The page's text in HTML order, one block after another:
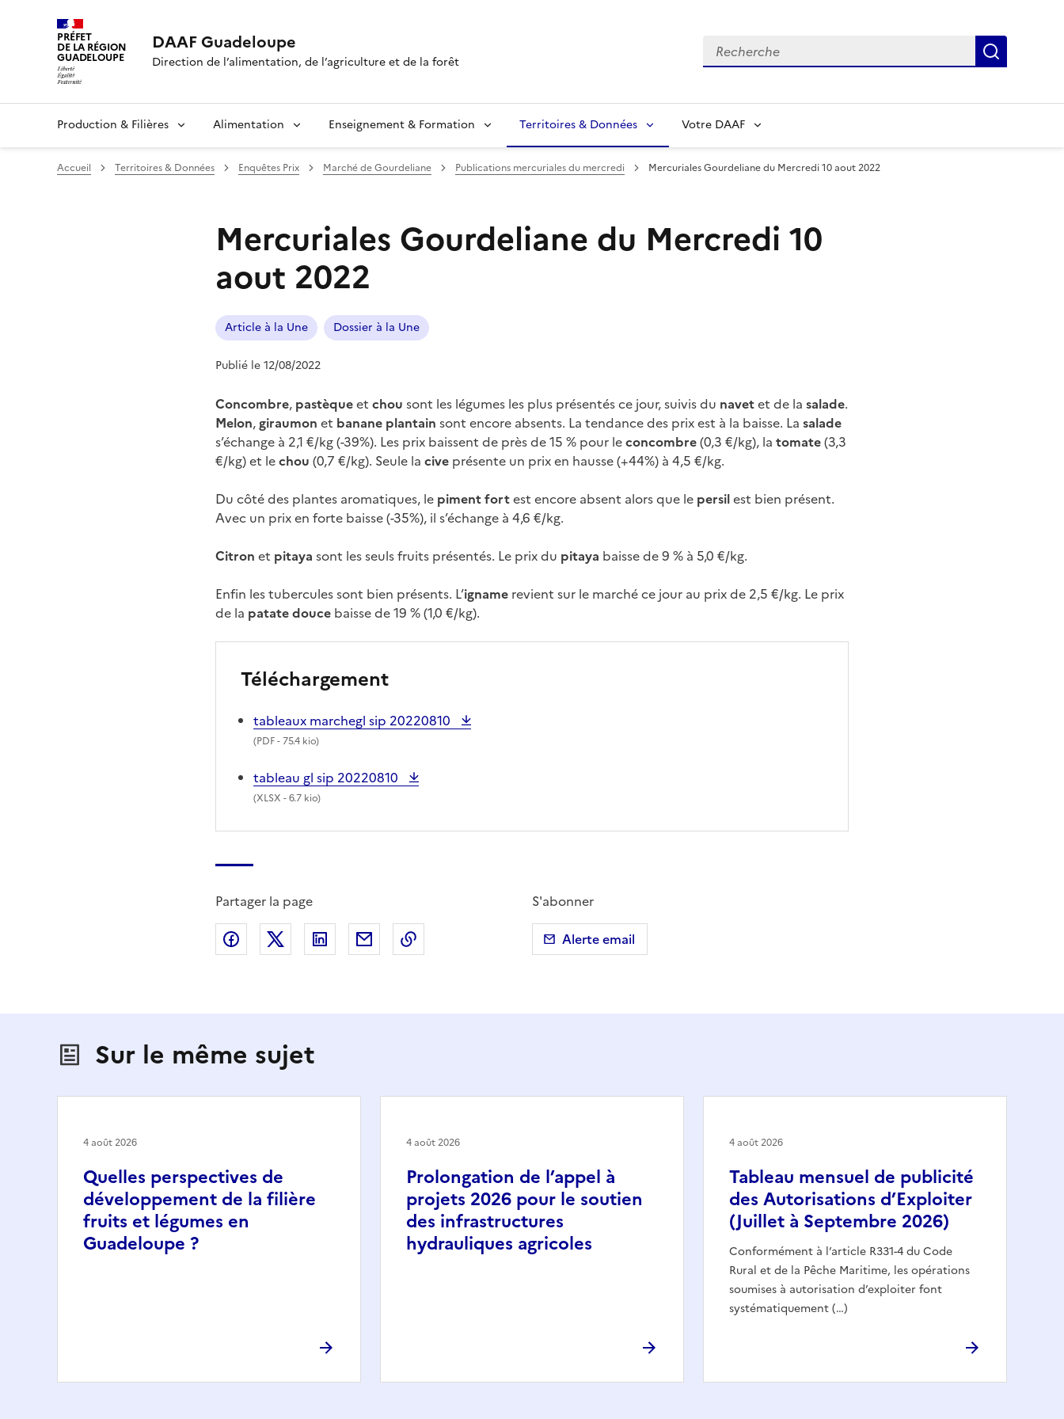
PRÉFET
DE LA RÉGION
GUADELOUPE
DAAF Guadeloupe
Direction de l’alimentation, de l’agriculture et de la forêt
Recherche
Production & Filières Alimentation Enseignement & Formation Territoires & Données Votre DAAF
Accueil Territoires & Données Enquêtes Prix Marché de Gourdeliane Publications mercuriales du mercredi Mercuriales Gourdeliane du Mercredi 10 aout 2022
Mercuriales Gourdeliane du Mercredi 10
aout 2022
Article à la Une Dossier à la Une
Publié le 12/08/2022
Concombre, pastèqueet chou sont les légumes les plus présentés ce jour, suivis du navetet de la salade.
Melon, giraumon et banane plantain sont encore absents. La tendance des prix est à la baisse. La salade
s’échange à 2,1 €/kg (-39%). Les prix baissent de près de 15 % pour leconcombre(0,3 €/kg), la tomate(3,3
€/kg) et lechou (0,7 €/kg). Seule la cive présente un prix en hausse (+44%) à 4,5 €/kg.
Du côté des plantes aromatiques, le piment fortest encore absent alors que le persilest bien présent.
Avec un prix en forte baisse (-35%), il s’échange à 4,6 €/kg.
Citron et pitaya sont les seuls fruits présentés. Le prix du pitaya baisse de 9 % à 5,0 €/kg.
Enfin les tubercules sont bien présents. L’igname revient sur le marché ce jour au prix de 2,5 €/kg. Le prix
de la patate douce baisse de 19 % (1,0 €/kg).
Téléchargement
tableaux marchegl sip 20220810
(PDF- 75.4 kio)
tableau gl sip 20220810
(XLSX - 6.7 kio)
Partager la page
Partager sur Facebook
Partager sur X (anciennement Twitter)
Partager sur LinkedIn
Partager par emailCopier dans le presse-papier
S'abonner
Alerte email
Sur le même sujet
Quelles perspectives de
développement de la filière
fruits et légumes en
Guadeloupe ?
4 août 2026
Prolongation de l’appel à
projets 2026 pour le soutien
des infrastructures
hydrauliques agricoles
4 août 2026
Tableau mensuel de publicité
des Autorisations d’Exploiter
(Juillet à Septembre 2026)
Conformément à l’article R331-4 du Code
Rural et de la Pêche Maritime, les opérations
soumises à autorisation d’exploiter font
systématiquement (…)
4 août 2026